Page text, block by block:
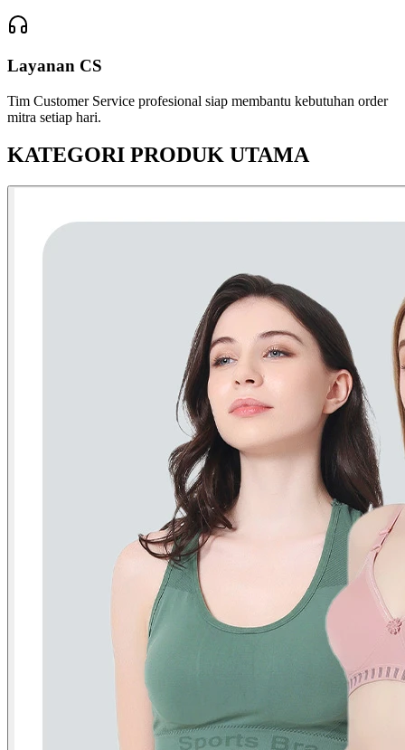
Layanan CS
Tim Customer Service profesional siap membantu kebutuhan order
mitra setiap hari.
KATEGORI PRODUK UTAMA